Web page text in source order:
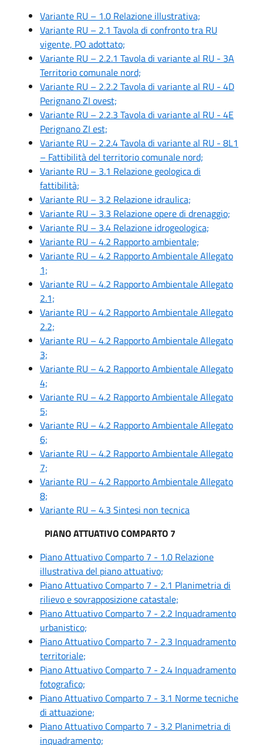
Variante RU – 1.0 Relazione illustrativa;
Variante RU – 2.1 Tavola di confronto tra RU
vigente, PO adottato;
Variante RU – 2.2.1 Tavola di variante al RU - 3A
Territorio comunale nord;
Variante RU – 2.2.2 Tavola di variante al RU - 4D
Perignano ZI ovest;
Variante RU – 2.2.3 Tavola di variante al RU - 4E
Perignano ZI est;
Variante RU – 2.2.4 Tavola di variante al RU - 8L1
– Fattibilità del territorio comunale nord;
Variante RU – 3.1 Relazione geologica di
fattibilità;
Variante RU – 3.2 Relazione idraulica;
Variante RU – 3.3 Relazione opere di drenaggio;
Variante RU – 3.4 Relazione idrogeologica;
Variante RU – 4.2 Rapporto ambientale;
Variante RU – 4.2 Rapporto Ambientale Allegato
1;
Variante RU – 4.2 Rapporto Ambientale Allegato
2.1;
Variante RU – 4.2 Rapporto Ambientale Allegato
2.2;
Variante RU – 4.2 Rapporto Ambientale Allegato
3;
Variante RU – 4.2 Rapporto Ambientale Allegato
4;
Variante RU – 4.2 Rapporto Ambientale Allegato
5;
Variante RU – 4.2 Rapporto Ambientale Allegato
6;
Variante RU – 4.2 Rapporto Ambientale Allegato
7;
Variante RU – 4.2 Rapporto Ambientale Allegato
8;
Variante RU – 4.3 Sintesi non tecnica
PIANO ATTUATIVO COMPARTO 7
Piano Attuativo Comparto 7 - 1.0 Relazione
illustrativa del piano attuativo;
Piano Attuativo Comparto 7 - 2.1 Planimetria di
rilievo e sovrapposizione catastale;
Piano Attuativo Comparto 7 - 2.2 Inquadramento
urbanistico;
Piano Attuativo Comparto 7 - 2.3 Inquadramento
territoriale;
Piano Attuativo Comparto 7 - 2.4 Inquadramento
fotografico;
Piano Attuativo Comparto 7 - 3.1 Norme tecniche
di attuazione;
Piano Attuativo Comparto 7 - 3.2 Planimetria di
inquadramento;